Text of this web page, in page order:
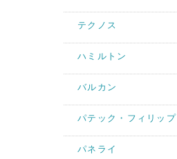
テクノス
ハミルトン
バルカン
パテック・フィリップ
パネライ